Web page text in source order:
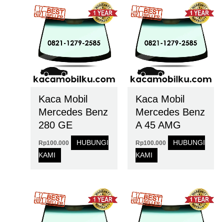
Kaca Mobil
Mercedes Benz
280 GE
Rp100.000
HUBUNGI
KAMI
Kaca Mobil
Mercedes Benz
A 45 AMG
Rp100.000
HUBUNGI
KAMI